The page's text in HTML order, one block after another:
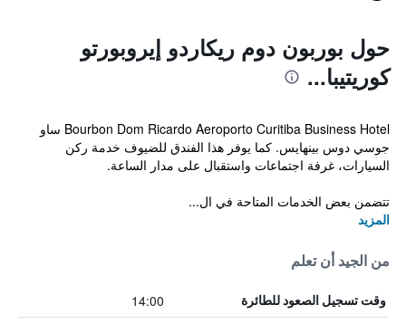
حول بوربون دوم ريكاردو إيروبورتو
كوريتيبا...
Bourbon Dom Ricardo Aeroporto Curitiba Business Hotel ساو
جوسي دوس بينهايس. كما يوفر هذا الفندق للضيوف خدمة ركن
السيارات، غرفة اجتماعات واستقبال على مدار الساعة.
تتضمن بعض الخدمات المتاحة في ال...
المزيد
من الجيد أن تعلم
وقت تسجيل الصعود للطائرة 14:00